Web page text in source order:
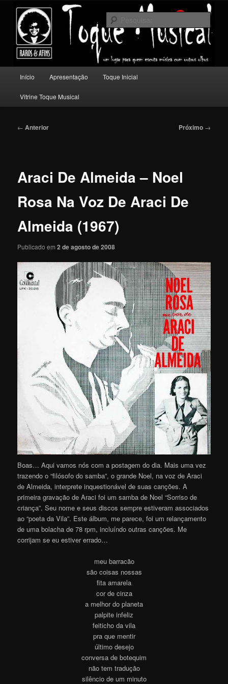
conteúdo
principalToque Musical
Um lugar para quem escuta música com outros olhos.
principal
Início Apresentação Toque Inicial
Vitrine Toque Musical
Navegação
← Anterior Próximo →
Araci De Almeida – Noel
Rosa Na Voz De Araci De
Almeida (1967)
Publicado em2 de agosto de 2008
Boas… Aqui vamos nós com a postagem do dia. Mais uma vez
trazendo o “filósofo do samba”, o grande Noel, na voz de Araci
de Almeida, interprete inquestionável de suas canções. A
primeira gravação de Araci foi um samba de Noel “Sorriso de
criança”. Seu nome e seus discos sempre estiveram associados
ao “poeta da Vila”. Este álbum, me parece, foi um relançamento
de uma bolacha de 78 rpm, incluíndo outras canções. Me
corrijam se eu estiver errado…
meu barracão
são coisas nossas
fita amarela
cor de cinza
a melhor do planeta
palpite infeliz
feiticho da vila
pra que mentir
último desejo
conversa de botequim
não tem tradução
silêncio de um minuto